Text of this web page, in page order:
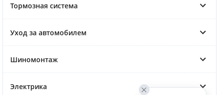
Тормозная система
Уход за автомобилем
Шиномонтаж
Электрика